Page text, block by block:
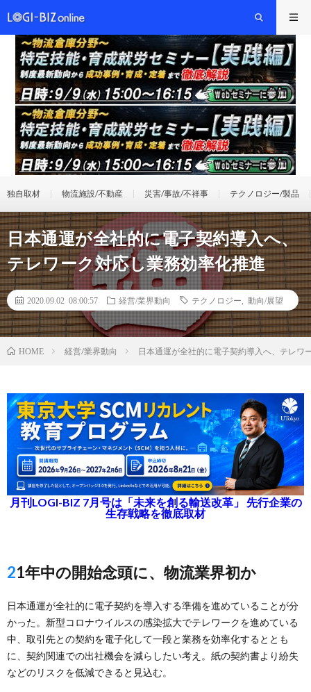
独自取材 物流施設/不動産 災害/事故/不祥事 テクノロジー/製品
日本通運が全社的に電子契約導入へ、
テレワーク対応し業務効率化推進
2020.09.02 08:00:57 経営/業界動向 テクノロジー 動向/展望
HOME 経営/業界動向 日本通運が全社的に電子契約導入へ、テレワ
月刊LOGI-BIZ 7月号は「未来を創る輸送改革」 先行企業の
生存戦略を徹底取材
21年中の開始念頭に、物流業界初か
日本通運が全社的に電子契約を導入する準備を進めていることが分
かった。新型コロナウイルスの感染拡大でテレワークを進めている
中、取引先との契約を電子化して一段と業務を効率化するととも
に、契約関連での出社機会を減らしたい考え。紙の契約書より紛失
などのリスクを低減できると見込む。